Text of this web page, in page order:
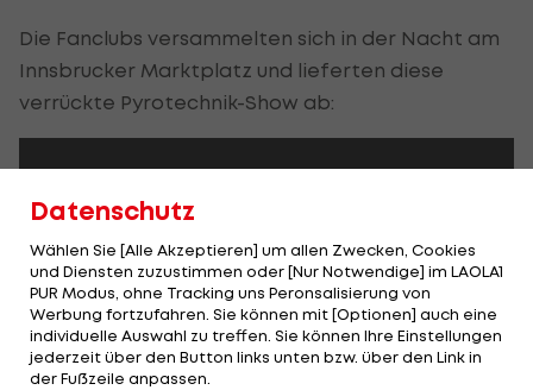
Die Fanclubs versammelten sich in der Nacht am
Innsbrucker Marktplatz und lieferten diese
verrückte Pyrotechnik-Show ab:
Datenschutz
Wählen Sie [Alle Akzeptieren] um allen Zwecken, Cookies
und Diensten zuzustimmen oder [Nur Notwendige] im LAOLA1
PUR Modus, ohne Tracking uns Peronsalisierung von
Werbung fortzufahren. Sie können mit [Optionen] auch eine
individuelle Auswahl zu treffen. Sie können Ihre Einstellungen
jederzeit über den Button links unten bzw. über den Link in
der Fußzeile anpassen.